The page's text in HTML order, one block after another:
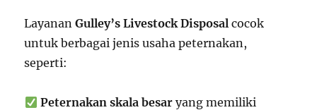
LayananGulley’s Livestock Disposal cocok
untuk berbagai jenis usaha peternakan,
seperti:
Peternakan skala besaryang memiliki